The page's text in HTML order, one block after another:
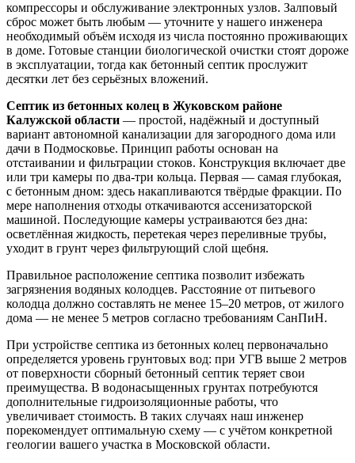
компрессоры и обслуживание электронных узлов. Залповый
сброс может быть любым — уточните у нашего инженера
необходимый объём исходя из числа постоянно проживающих
в доме. Готовые станции биологической очистки стоят дороже
в эксплуатации, тогда как бетонный септик прослужит
десятки лет без серьёзных вложений.
Септик из бетонных колец в Жуковском районе
Калужской области — простой, надёжный и доступный
вариант автономной канализации для загородного дома или
дачи в Подмосковье. Принцип работы основан на
отстаивании и фильтрации стоков. Конструкция включает две
или три камеры по два-три кольца. Первая — самая глубокая,
с бетонным дном: здесь накапливаются твёрдые фракции. По
мере наполнения отходы откачиваются ассенизаторской
машиной. Последующие камеры устраиваются без дна:
осветлённая жидкость, перетекая через переливные трубы,
уходит в грунт через фильтрующий слой щебня.
Правильное расположение септика позволит избежать
загрязнения водяных колодцев. Расстояние от питьевого
колодца должно составлять не менее 15–20 метров, от жилого
дома — не менее 5 метров согласно требованиям СанПиН.
При устройстве септика из бетонных колец первоначально
определяется уровень грунтовых вод: при УГВ выше 2 метров
от поверхности сборный бетонный септик теряет свои
преимущества. В водонасыщенных грунтах потребуются
дополнительные гидроизоляционные работы, что
увеличивает стоимость. В таких случаях наш инженер
порекомендует оптимальную схему — с учётом конкретной
геологии вашего участка в Московской области.